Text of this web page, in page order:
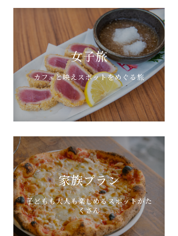
女子旅
カフェと映えスポットをめぐる旅
家族プラン
子どもも大人も楽しめるスポットがた
くさん